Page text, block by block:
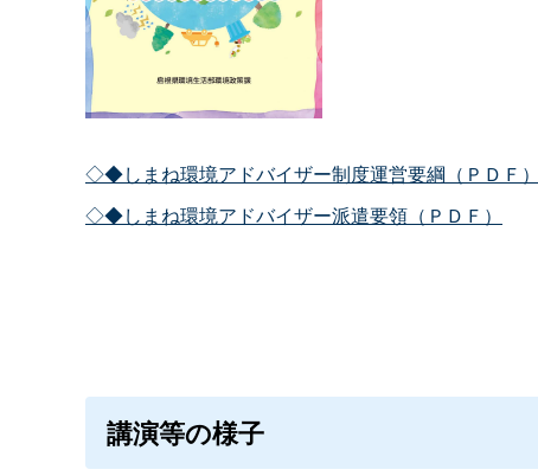
◇◆しまね環境アドバイザー制度運営要綱（ＰＤＦ）
◇◆しまね環境アドバイザー派遣要領（ＰＤＦ）
講演等の様子